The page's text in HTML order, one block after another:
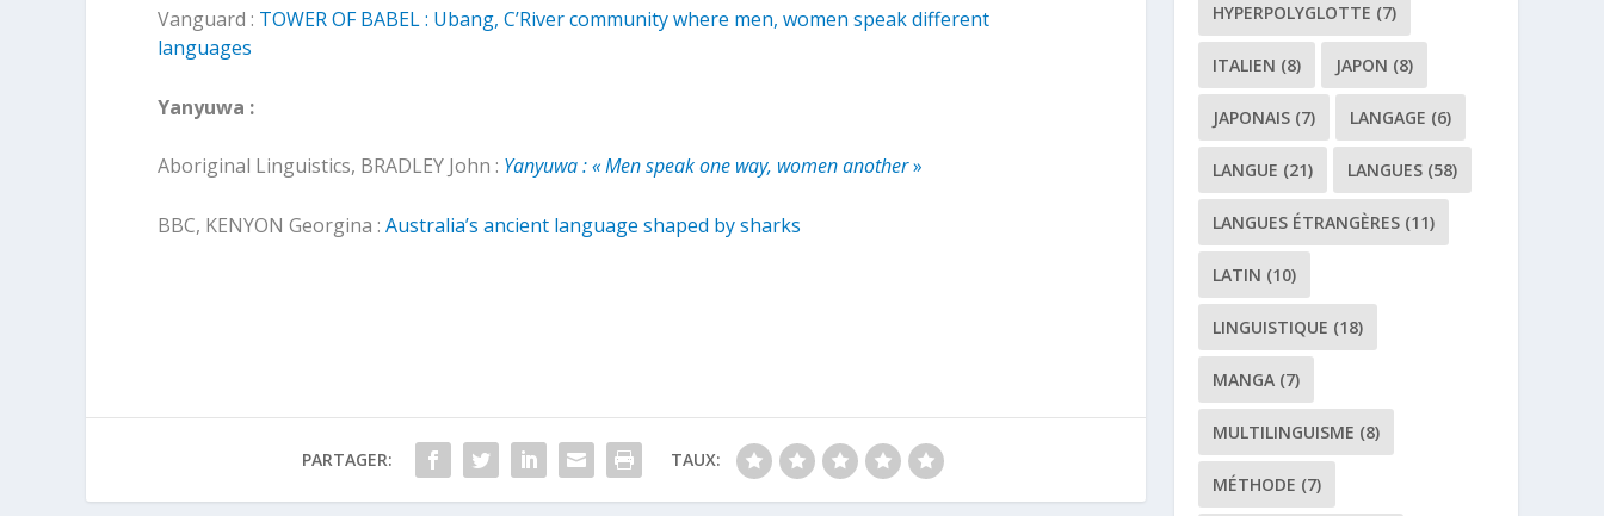
Vanguard : TOWER OF BABEL : Ubang, C’River community where men, women speak different
languages
Yanyuwa :
Aboriginal Linguistics, BRADLEY John : Yanyuwa : « Men speak one way, women another»
BBC, KENYON Georgina : Australia’s ancient language shaped by sharks
PARTAGER: TAUX:
HYPERPOLYGLOTTE (7)
ITALIEN (8) JAPON (8)
JAPONAIS (7) LANGAGE (6)
LANGUE (21) LANGUES (58)
LANGUES ÉTRANGÈRES (11)
LATIN (10)
LINGUISTIQUE (18)
MANGA (7)
MULTILINGUISME (8)
MÉTHODE (7)